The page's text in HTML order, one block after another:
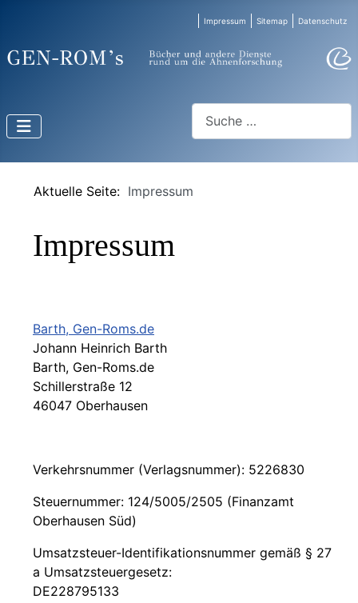
Impressum Sitemap Datenschutz
Aktuelle Seite: Impressum
Impressum
Barth, Gen-Roms.de
Johann Heinrich Barth
Barth, Gen-Roms.de
Schillerstraße 12
46047 Oberhausen
Verkehrsnummer (Verlagsnummer): 5226830
Steuernummer: 124/5005/2505 (Finanzamt
Oberhausen Süd)
Umsatzsteuer-Identifikationsnummer gemäß § 27
a Umsatzsteuergesetz:
DE228795133